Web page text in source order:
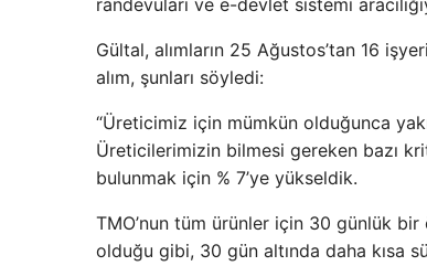
randevuları ve e-devlet sistemi
Gültal, alımların 25 Ağustos’tan 16
alım, şunları söyledi:
“Üreticimiz için mümkün olduğunca
Üreticilerimizin bilmesi gereken bazı
bulunmak için % 7’ye yükseldik.
TMO’nun tüm ürünler için 30 günlük bir
olduğu gibi, 30 gün altında daha kısa